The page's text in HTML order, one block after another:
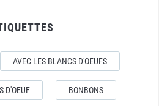
AVEC LES BLANCS D'OEUFS
D'OEUF BONBONS